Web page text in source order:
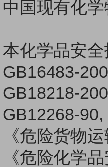
中国现有化
本化学品安
GB16483-
GB18218-
GB12268-
《危险货物
《危险化学